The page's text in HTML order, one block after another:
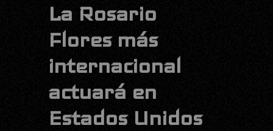
La Rosario
Flores más
internacional
actuará en
Estados Unidos